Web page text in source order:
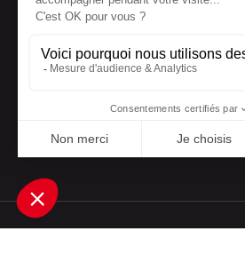
Bien-être
Papeterie